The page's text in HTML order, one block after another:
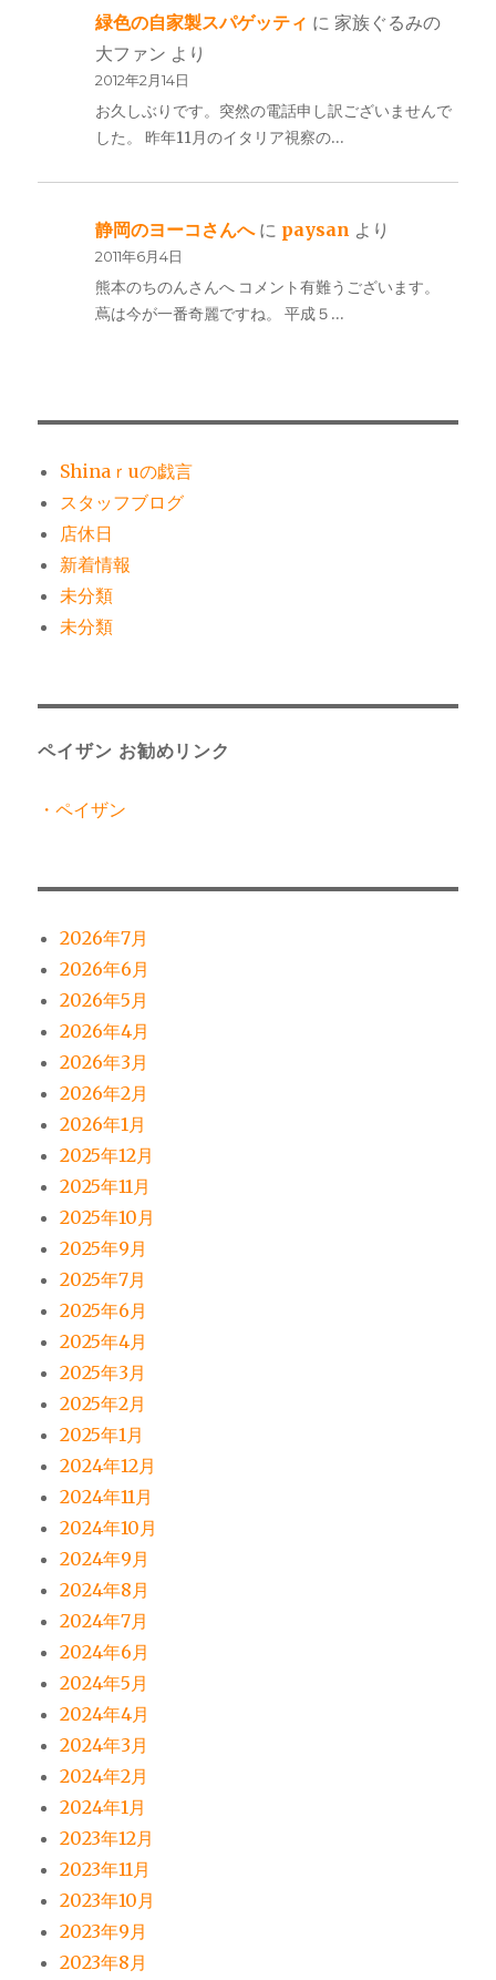
緑色の自家製スパゲッティ に 家族ぐるみの
大ファン より
2012年2月14日
お久しぶりです。突然の電話申し訳ございませんで
した。 昨年11月のイタリア視察の…
静岡のヨーコさんへに paysan より
2011年6月4日
熊本のちのんさんへ コメント有難うございます。
蔦は今が一番奇麗ですね。 平成５…
Shinaｒuの戯言
スタッフブログ
店休日
新着情報
未分類
未分類
ペイザン お勧めリンク
・ペイザン
2026年7月
2026年6月
2026年5月
2026年4月
2026年3月
2026年2月
2026年1月
2025年12月
2025年11月
2025年10月
2025年9月
2025年7月
2025年6月
2025年4月
2025年3月
2025年2月
2025年1月
2024年12月
2024年11月
2024年10月
2024年9月
2024年8月
2024年7月
2024年6月
2024年5月
2024年4月
2024年3月
2024年2月
2024年1月
2023年12月
2023年11月
2023年10月
2023年9月
2023年8月